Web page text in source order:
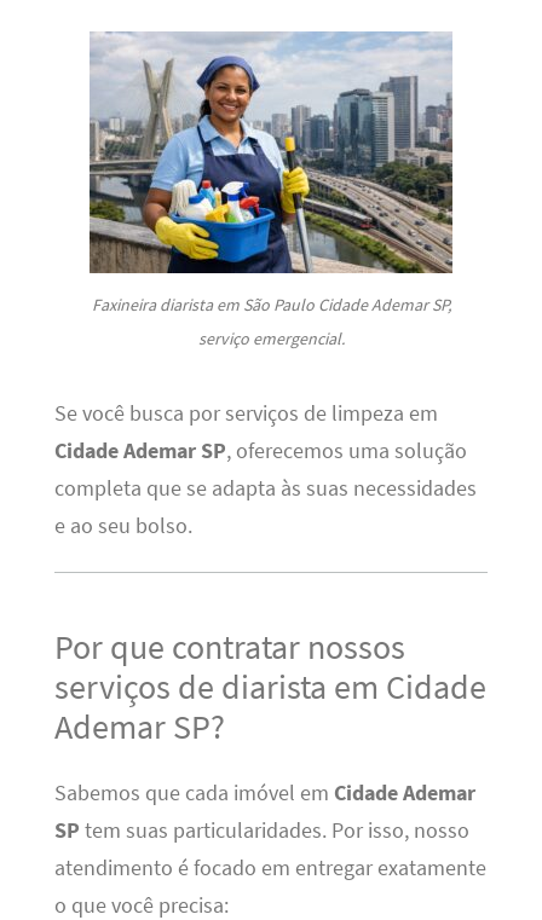
Faxineira diarista em São Paulo Cidade Ademar SP,
serviço emergencial.
Se você busca por serviços de limpeza em
Cidade Ademar SP, oferecemos uma solução
completa que se adapta às suas necessidades
e ao seu bolso.
Por que contratar nossos
serviços de diarista em Cidade
Ademar SP?
Sabemos que cada imóvel em Cidade Ademar
SP tem suas particularidades. Por isso, nosso
atendimento é focado em entregar exatamente
o que você precisa: